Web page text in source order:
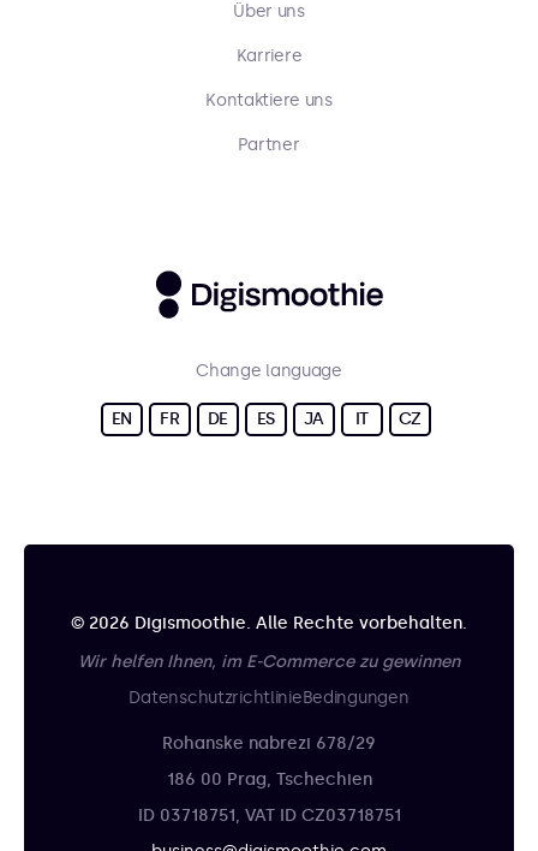
Über uns
Karriere
Kontaktiere uns
Partner
Change language
EN FR DE ES JA IT CZ
© 2026 Digismoothie. Alle Rechte vorbehalten.
Wir helfen Ihnen, im E-Commerce zu gewinnen
DatenschutzrichtlinieBedingungen
Rohanske nabrezi 678/29
186 00 Prag, Tschechien
ID 03718751, VAT ID CZ03718751